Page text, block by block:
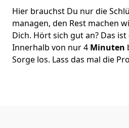
Hier brauchst Du nur die
managen, den Rest machen
Dich. Hört sich gut an? Das
Innerhalb von nur 4 Minuten
Sorge los. Lass das mal die